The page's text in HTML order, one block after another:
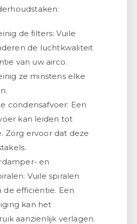
de filters: Vuile
de luchtkwaliteit
van uw airco.
ze minstens elke
condensafvoer: Een
kan leiden tot
Zorg ervoor dat deze
en
Vuile spiralen
efficiëntie. Een
kan het
aanzienlijk verlagen.